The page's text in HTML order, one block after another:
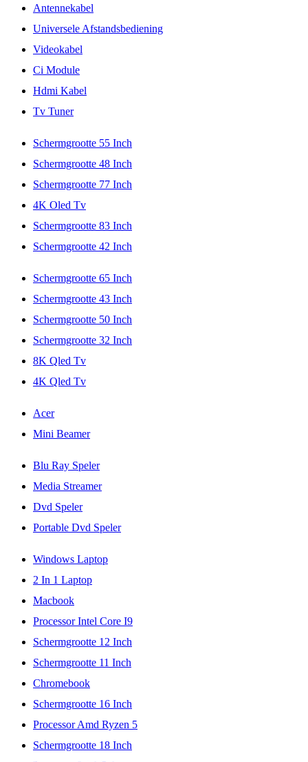
Antennekabel
Universele Afstandsbediening
Videokabel
Ci Module
Hdmi Kabel
Tv Tuner
Schermgrootte 55 Inch
Schermgrootte 48 Inch
Schermgrootte 77 Inch
4K Oled Tv
Schermgrootte 83 Inch
Schermgrootte 42 Inch
Schermgrootte 65 Inch
Schermgrootte 43 Inch
Schermgrootte 50 Inch
Schermgrootte 32 Inch
8K Qled Tv
4K Qled Tv
Acer
Mini Beamer
Blu Ray Speler
Media Streamer
Dvd Speler
Portable Dvd Speler
Windows Laptop
2 In 1 Laptop
Macbook
Processor Intel Core I9
Schermgrootte 12 Inch
Schermgrootte 11 Inch
Chromebook
Schermgrootte 16 Inch
Processor Amd Ryzen 5
Schermgrootte 18 Inch